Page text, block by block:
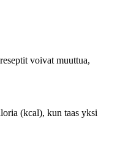
voivat muuttua,
(kcal), kun taas yksi